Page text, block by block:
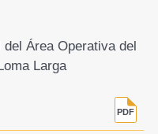
Área Operativa del
Larga